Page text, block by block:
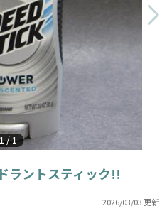
/1
ラントスティック!!
2026/03/03 更新